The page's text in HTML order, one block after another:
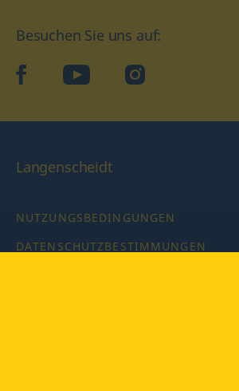
Besuchen Sie uns auf:
facebookYouTube Instagram
Langenscheidt
NUTZUNGSBEDINGUNGEN
DATENSCHUTZBESTIMMUNGEN